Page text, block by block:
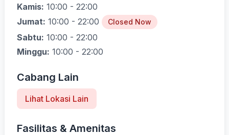
Kamis: 10:00 - 22:00
Jumat: 10:00 - 22:00 Closed Now
Sabtu: 10:00 - 22:00
Minggu: 10:00 - 22:00
Cabang Lain
Lihat Lokasi Lain
Fasilitas & Amenitas